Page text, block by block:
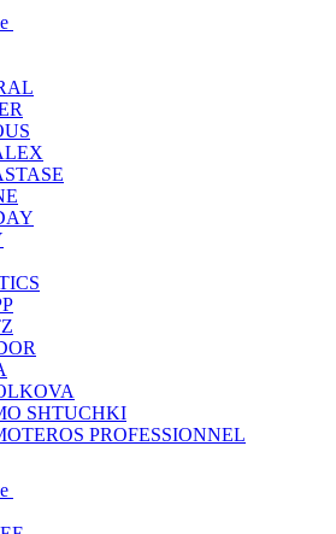
SHTUCHKI
PROFESSIONNEL